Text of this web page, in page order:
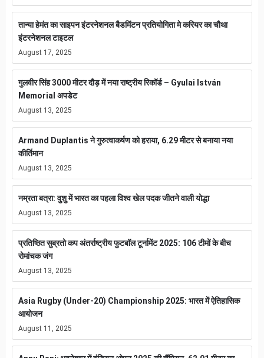
तान्या हेमंत का साइपन इंटरनेशनल बैडमिंटन प्रतियोगिता मे करियर का चौथा
इंटरनेशनल टाइटल
August 17, 2025
गुलवीर सिंह 3000 मीटर दौड़ में नया राष्ट्रीय रिकॉर्ड – Gyulai István
Memorial अपडेट
August 13, 2025
Armand Duplantis ने गुरुत्वाकर्षण को हराया, 6.29 मीटर से बनाया नया
कीर्तिमान
August 13, 2025
नम्रता बत्रा: वुशु में भारत का पहला विश्व खेल पदक जीतने वाली योद्धा
August 13, 2025
प्रतिष्ठित सुब्रतो कप अंतर्राष्ट्रीय फुटबॉल टूर्नामेंट 2025: 106 टीमों के बीच
रोमांचक जंग
August 13, 2025
Asia Rugby (Under-20) Championship 2025: भारत में ऐतिहासिक
आयोजन
August 11, 2025